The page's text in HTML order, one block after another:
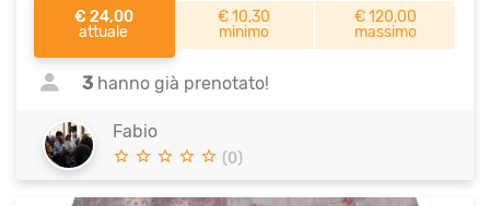
€ 24,00
attuale
€ 10,30
minimo
€ 120,00
massimo
3 hanno già prenotato!
Fabio
(0)